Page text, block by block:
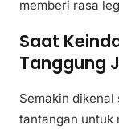
memberi rasa
Saat
Tanggung
Semakin
tantangan untuk